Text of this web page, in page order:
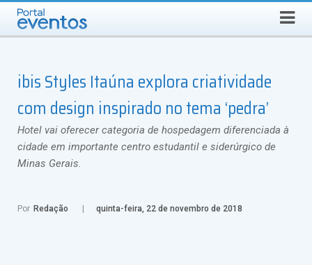
SÁBADO, 8 DE AGOSTO DE 2026 Busca
ibis Styles Itaúna explora criatividade
com design inspirado no tema ‘pedra’
Hotel vai oferecer categoria de hospedagem diferenciada à
cidade em importante centro estudantil e siderúrgico de
Minas Gerais.
Por Redação quinta-feira, 22 de novembro de 2018